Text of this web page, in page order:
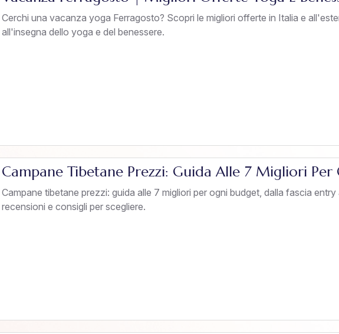
Cerchi una vacanza yoga Ferragosto? Scopri le migliori offerte in Italia e
all'insegna dello yoga e del benessere.
Campane Tibetane Prezzi: Guida Alle 7 Migliori Per
Campane tibetane prezzi: guida alle 7 migliori per ogni budget, dalla fascia entry
recensioni e consigli per scegliere.